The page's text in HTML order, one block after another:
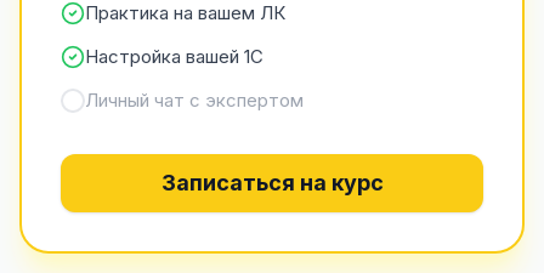
Практика на вашем ЛК
Настройка вашей 1С
Личный чат с экспертом
Записаться на курс